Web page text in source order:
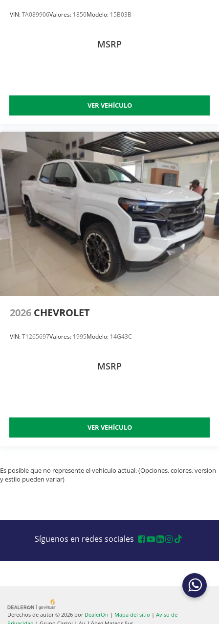
VIN:TA089906Valores: 1850Modelo: 15B03B
MSRP
VER VEHÍCULO
2026 CHEVROLET
VIN:T1265697Valores: 1995Modelo: 14G43C
MSRP
VER VEHÍCULO
Es posible que no represente el vehiculo actual. (Opciones, colores, version
y estilo pueden variar)
Síguenos en redes sociales
Derechos de autor © 2026 por DealerOn | Mapa del sitio | Aviso de